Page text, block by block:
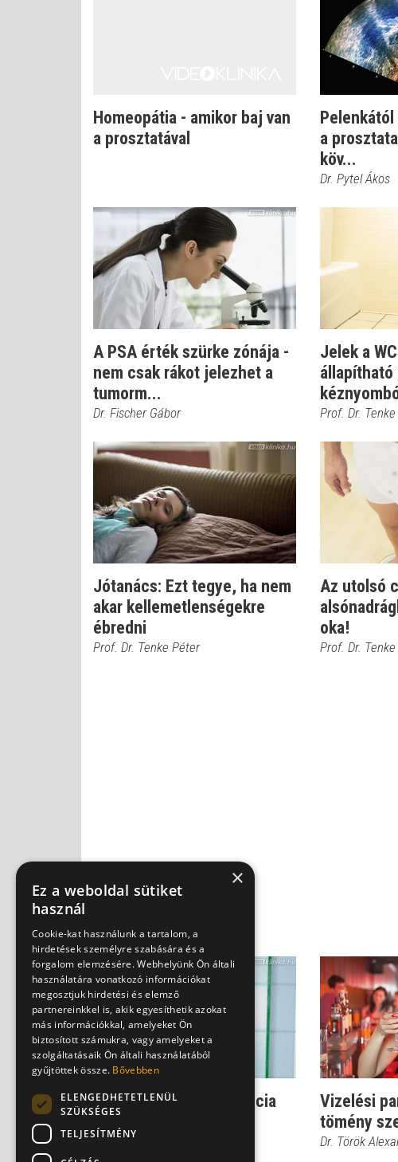
Homeopátia - amikor baj van
a prosztatával
a
köv...
Dr. Pytel Ákos
A PSA érték szürke zónája -
nem csak rákot jelezhet a
tumorm...
Dr. Fischer Gábor
Jelek a
állapítható
Prof. Dr.
Jótanács: Ezt tegye, ha nem
akar kellemetlenségekre
ébredni
Prof. Dr. Tenke Péter
Az utolsó
oka!
Prof. Dr.
Tabu: a férfi inkontinencia
fajtái
Prof. Dr. Tenke Péter
Vizelési
tömény
Dr. Török
×
Ez a weboldal sütiket
használ
Cookie-kat használunk a tartalom, a
hirdetések személyre szabására és a
forgalom elemzésére. Webhelyünk Ön általi
használatára vonatkozó információkat
megosztjuk hirdetési és elemző
partnereinkkel is, akik egyesíthetik azokat
más információkkal, amelyeket Ön
biztosított számukra, vagy amelyeket a
szolgáltatásaik Ön általi használatából
gyűjtöttek össze. Bővebben
ELENGEDHETETLENÜL
SZÜKSÉGES
TELJESÍTMÉNY